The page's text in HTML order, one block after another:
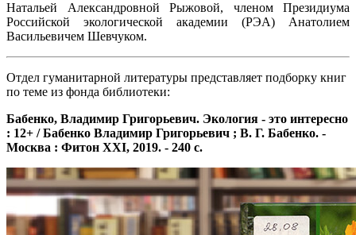
Натальей Александровной Рыжовой, членом Президиума
Российской экологической академии (РЭА) Анатолием
Васильевичем Шевчуком.
Отдел гуманитарной литературы представляет подборку книг
по теме из фонда библиотеки:
Бабенко, Владимир Григорьевич. Экология - это интересно
: 12+ / Бабенко Владимир Григорьевич ; В. Г. Бабенко. -
Москва : Фитон XXI, 2019. - 240 с.